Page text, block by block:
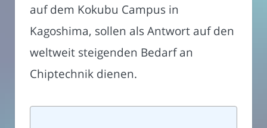
auf dem Kokubu Campus in
Kagoshima, sollen als Antwort auf den
weltweit steigenden Bedarf an
Chiptechnik dienen.